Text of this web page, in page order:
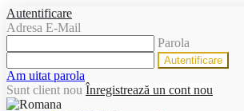
Autentificare
Adresa E-Mail
Parola
Am uitat parola
Sunt client nou Înregistrează un cont nou